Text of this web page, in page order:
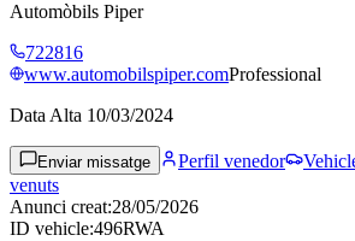
Automòbils Piper
722816
www.automobilspiper.comProfessional
Data Alta 10/03/2024
Enviar missatge Perfil venedor
venuts
Anunci creat:28/05/2026
ID vehicle:496RWA